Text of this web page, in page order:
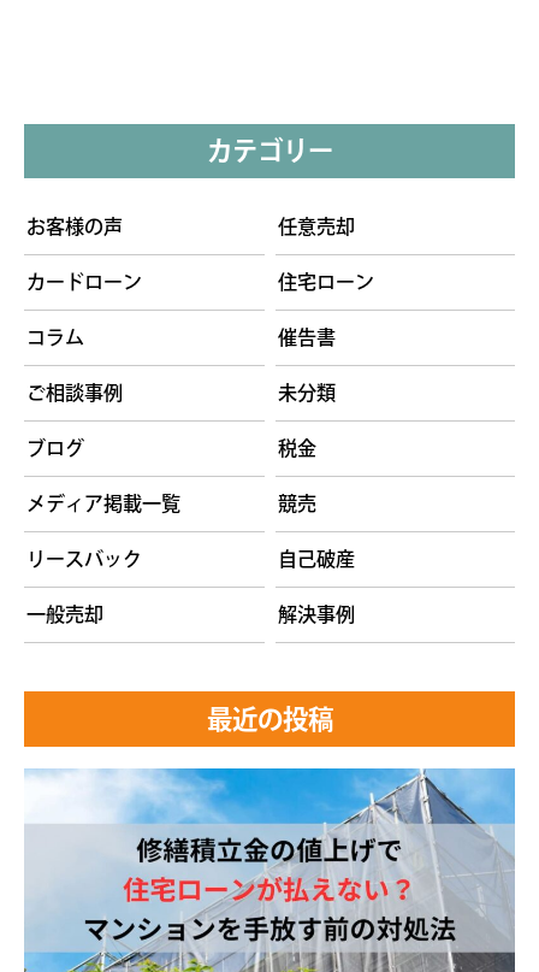
カテゴリー
お客様の声
カードローン
コラム
ご相談事例
ブログ
メディア掲載一覧
リースバック
一般売却
任意売却
住宅ローン
催告書
未分類
税金
競売
自己破産
解決事例
最近の投稿